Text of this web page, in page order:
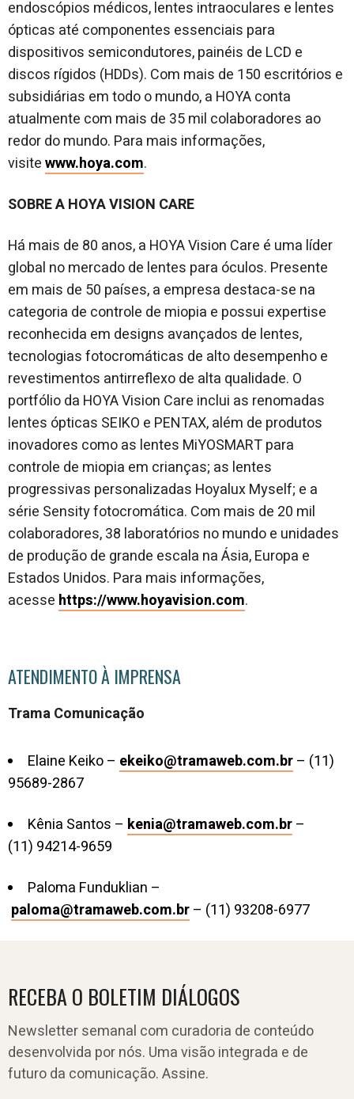
endoscópios médicos, lentes intraoculares e lentes
ópticas até componentes essenciais para
dispositivos semicondutores, painéis de LCD e
discos rígidos (HDDs). Com mais de 150 escritórios e
subsidiárias em todo o mundo, a HOYA conta
atualmente com mais de 35 mil colaboradores ao
redor do mundo. Para mais informações,
visitewww.hoya.com.
SOBRE A HOYA VISION CARE
Há mais de 80 anos, a HOYA Vision Care é uma líder
global no mercado de lentes para óculos. Presente
em mais de 50 países, a empresa destaca-se na
categoria de controle de miopia e possui expertise
reconhecida em designs avançados de lentes,
tecnologias fotocromáticas de alto desempenho e
revestimentos antirreflexo de alta qualidade. O
portfólio da HOYA Vision Care inclui as renomadas
lentes ópticas SEIKO e PENTAX, além de produtos
inovadores como as lentes MiYOSMART para
controle de miopia em crianças; as lentes
progressivas personalizadas Hoyalux Myself; e a
série Sensity fotocromática. Com mais de 20 mil
colaboradores, 38 laboratórios no mundo e unidades
de produção de grande escala na Ásia, Europa e
Estados Unidos. Para mais informações,
acesse https://www.hoyavision.com.
ATENDIMENTO À IMPRENSA
Trama Comunicação
Elaine Keiko – ekeiko@tramaweb.com.br– (11)
95689-2867
Kênia Santos – kenia@tramaweb.com.br–
(11) 94214-9659
Paloma Funduklian –
paloma@tramaweb.com.br– (11) 93208-6977
RECEBA O BOLETIM DIÁLOGOS
Newsletter semanal com curadoria de conteúdo
desenvolvida por nós. Uma visão integrada e de
futuro da comunicação. Assine.